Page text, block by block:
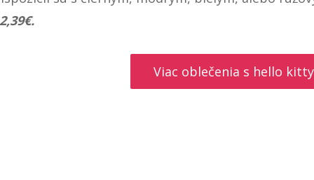
Viac oblečenia s hello